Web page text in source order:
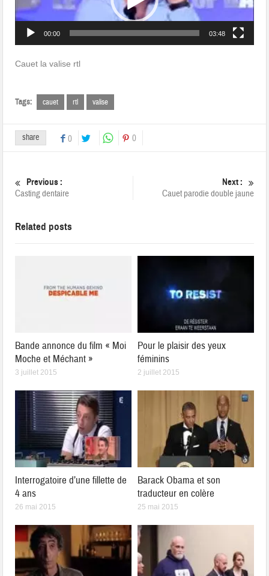
00:00 03:48
Cauet la valise rtl
Tags: cauet rtl valise
share 0 0
Previous :
Casting dentaire
Next :
Cauet parodie double jaune
Related posts
Bande annonce du film « Moi
Moche et Méchant »
3 juillet 2015
Pour le plaisir des yeux
féminins
2 juillet 2015
Interrogatoire d’une fillette de
4 ans
26 mai 2015
Barack Obama et son
traducteur en colère
25 mai 2015